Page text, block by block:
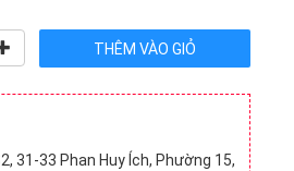
31-33 Phan Huy Ích, Phường 15,